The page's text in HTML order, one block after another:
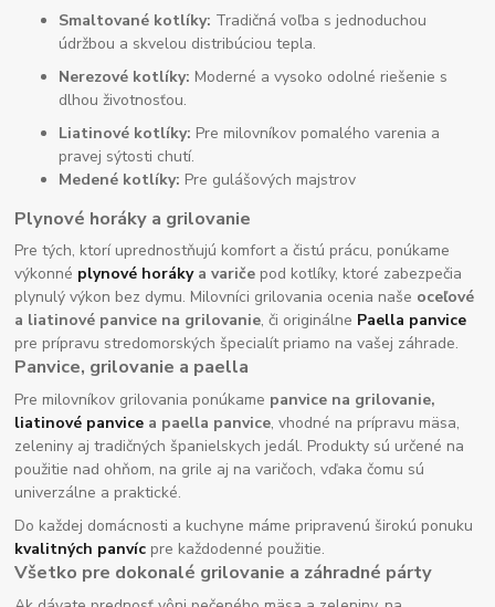
Smaltované kotlíky: Tradičná voľba s jednoduchou
údržbou a skvelou distribúciou tepla.
Nerezové kotlíky: Moderné a vysoko odolné riešenie s
dlhou životnosťou.
Liatinové kotlíky: Pre milovníkov pomalého varenia a
pravej sýtosti chutí.
Medené kotlíky: Pre gulášových majstrov
Plynové horáky a grilovanie
Pre tých, ktorí uprednostňujú komfort a čistú prácu, ponúkame
výkonné plynové horákya variče pod kotlíky, ktoré zabezpečia
plynulý výkon bez dymu. Milovníci grilovania ocenia naše oceľové
a liatinové panvice na grilovanie, či originálne Paella panvice
pre prípravu stredomorských špecialít priamo na vašej záhrade.
Panvice, grilovanie a paella
Pre milovníkov grilovania ponúkame panvice na grilovanie,
liatinové panvice a paella panvice, vhodné na prípravu mäsa,
zeleniny aj tradičných španielskych jedál. Produkty sú určené na
použitie nad ohňom, na grile aj na varičoch, vďaka čomu sú
univerzálne a praktické.
Do každej domácnosti a kuchyne máme pripravenú širokú ponuku
kvalitných panvíc pre každodenné použitie.
Všetko pre dokonalé grilovanie a záhradné párty